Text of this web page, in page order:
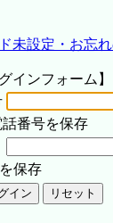
未設定・お忘
インフォーム】
話番号を保存
保存